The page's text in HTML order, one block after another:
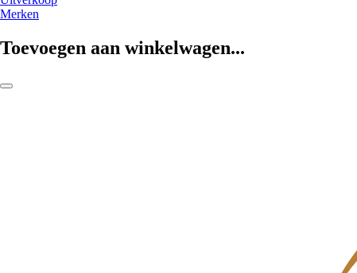
Merken
Toevoegen aan winkelwagen...